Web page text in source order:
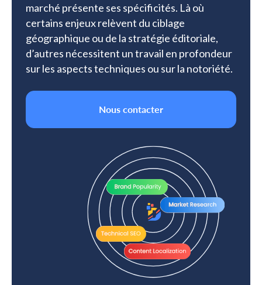
marché présente ses spécificités. Là où
certains enjeux relèvent du ciblage
géographique ou de la stratégie éditoriale,
d’autres nécessitent un travail en profondeur
sur les aspects techniques ou sur la notoriété.
Nous contacter